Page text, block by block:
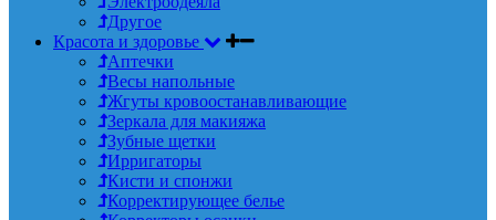
Другое
Красота и здоровье
Аптечки
Весы напольные
Жгуты кровоостанавливающие
Зеркала для макияжа
Зубные щетки
Ирригаторы
Кисти и спонжи
Корректирующее белье